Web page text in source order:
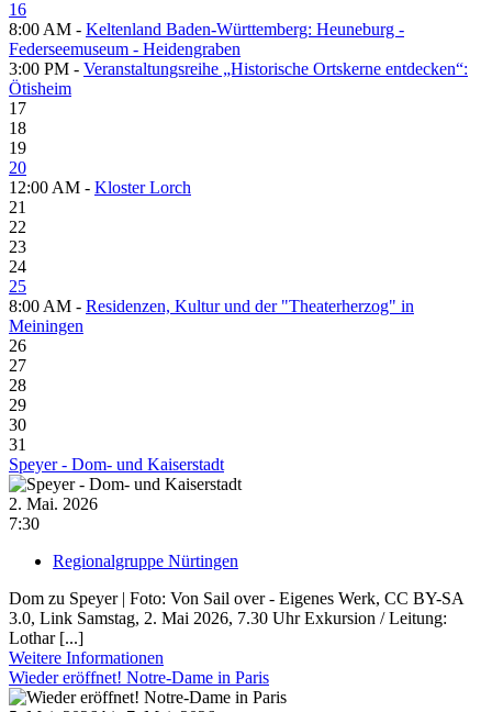
16
8:00 AM - Keltenland Baden-Württemberg: Heuneburg -
Federseemuseum - Heidengraben
3:00 PM - Veranstaltungsreihe „Historische Ortskerne entdecken“:
Ötisheim
17
18
19
20
12:00 AM - Kloster Lorch
21
22
23
24
25
8:00 AM - Residenzen, Kultur und der "Theaterherzog" in
Meiningen
26
27
28
29
30
31
Speyer - Dom- und Kaiserstadt
2. Mai. 2026
7:30
Regionalgruppe Nürtingen
Dom zu Speyer | Foto: Von Sail over - Eigenes Werk, CC BY-SA
3.0, Link Samstag, 2. Mai 2026, 7.30 Uhr Exkursion / Leitung:
Lothar [...]
Weitere Informationen
Wieder eröffnet! Notre-Dame in Paris